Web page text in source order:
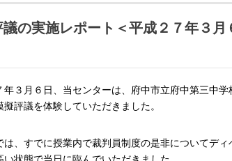
議の実施レポート＜平成２７年３
年３月６日、当センターは、府中市立府中第三中
擬評議を体験していただきました。
は、すでに授業内で裁判員制度の是非についてデ